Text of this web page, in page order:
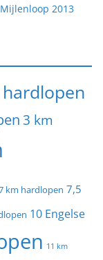
2013
3 km
km hardlopen 7,5
10 Engelse
11 km